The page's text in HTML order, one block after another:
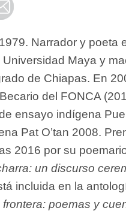
Narrador y poeta
Maya y
de Chiapas. En
del FONCA
ensayo indígena
Pat O’tan 2008.
2016 por su
un discurso
incluida en la
poemas y